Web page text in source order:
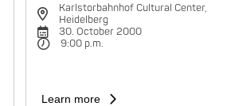
Karlstorbahnhof Cultural Center,
Heidelberg
30. October 2000
9:00 p.m.
Learn more